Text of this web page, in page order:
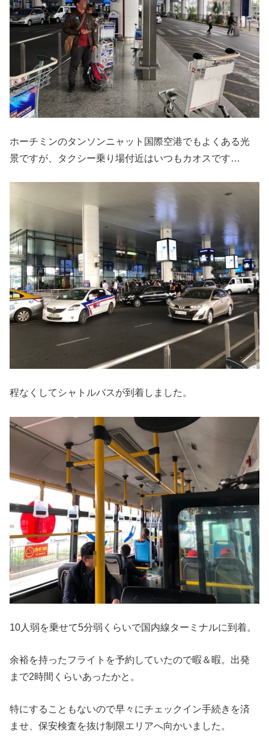
ホーチミンのタンソンニャット国際空港でもよくある光
景ですが、タクシー乗り場付近はいつもカオスです…
程なくしてシャトルバスが到着しました。
10人弱を乗せて5分弱くらいで国内線ターミナルに到着。
余裕を持ったフライトを予約していたので暇＆暇。出発
まで2時間くらいあったかと。
特にすることもないので早々にチェックイン手続きを済
ませ、保安検査を抜け制限エリアへ向かいました。